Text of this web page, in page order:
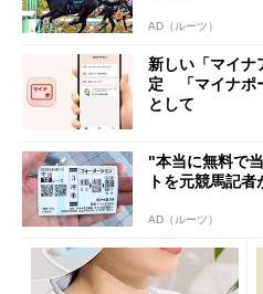
AD（ルーツ）
新しい「マイナ
定 「マイナポ
として
"本当に無料で
トを元競馬記者
AD（ルーツ）